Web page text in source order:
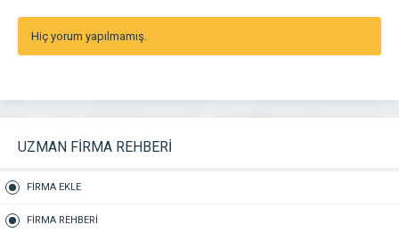
Hiç yorum yapılmamış.
UZMAN FİRMA REHBERİ
FİRMA EKLE
FİRMA REHBERİ